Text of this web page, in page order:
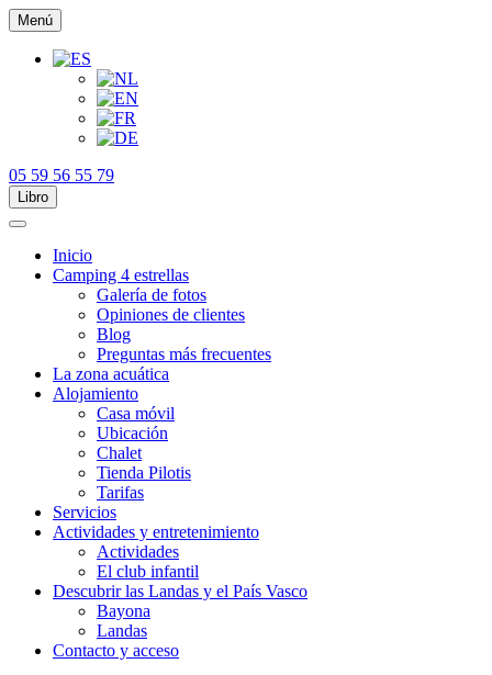
Menú
05 59 56 55 79
Libro
Inicio
Camping 4 estrellas
Galería de fotos
Opiniones de clientes
Blog
Preguntas más frecuentes
La zona acuática
Alojamiento
Casa móvil
Ubicación
Chalet
Tienda Pilotis
Tarifas
Servicios
Actividades y entretenimiento
Actividades
El club infantil
Descubrir las Landas y el País Vasco
Bayona
Landas
Contacto y acceso